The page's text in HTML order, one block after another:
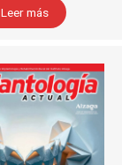
Leer más